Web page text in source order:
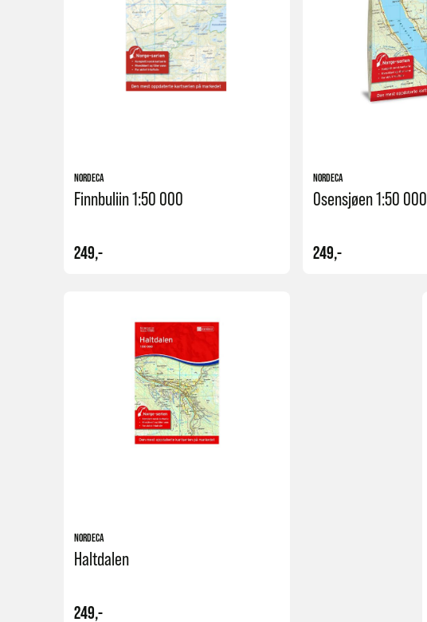
NORDECA
Finnbuliin 1:50 000
249,-
NORDECA
Osensjøen 1:50 000
249,-
NORDECA
Haltdalen
249,-